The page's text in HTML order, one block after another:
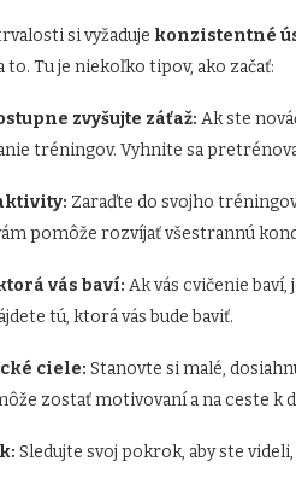
si vyžaduje konzistentné
to. Tu je niekoľko tipov, ako začať:
zvyšujte záťaž: Ak ste
tréningov. Vyhnite sa
Zaraďte do svojho
pomôže rozvíjať všestrannú
vás baví: Ak vás cvičenie
tú, ktorá vás bude baviť.
ciele: Stanovte si malé,
zostať motivovaní a na ceste k
Sledujte svoj pokrok, aby ste